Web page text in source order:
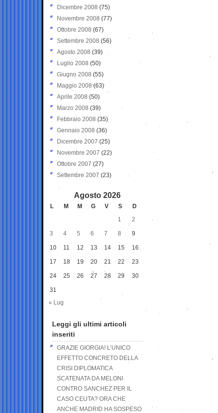
Dicembre 2008 (75)
Novembre 2008 (77)
Ottobre 2008 (67)
Settembre 2008 (56)
Agosto 2008 (39)
Luglio 2008 (50)
Giugno 2008 (55)
Maggio 2008(63)
Aprile 2008 (50)
Marzo 2008 (39)
Febbraio 2008 (35)
Gennaio 2008 (36)
Dicembre 2007 (25)
Novembre 2007 (22)
Ottobre 2007 (27)
Settembre 2007 (23)
Agosto 2026
L M M G V S
D
1
2
3 4 5 6 7 8 9
10 11 12 13 14 15 16
17 18 19 20 21 22 23
24 25 26 27 28 29 30
31
« Lug
Leggi gli ultimi articoli
inseriti
GRAZIE GIORGIA! L’UNICO
EFFETTO CONCRETO DELLA
CRISI DIPLOMATICA
SCATENATA DA MELONI
CONTRO SANCHEZ PER IL
CASO CEUTA? ORA CHE
ANCHE MADRID HA SOSPESO